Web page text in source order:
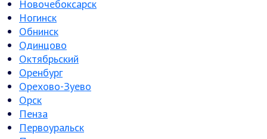
Новочебоксарск
Ногинск
Обнинск
Одинцово
Октябрьский
Оренбург
Орехово-Зуево
Орск
Пенза
Первоуральск